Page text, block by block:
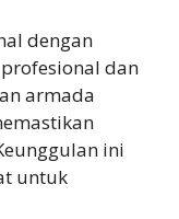
dengan
dan
armada
ini
untuk